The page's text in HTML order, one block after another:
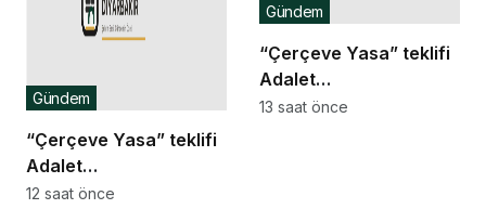
“Çerçeve Yasa” teklifi
Adalet
Komisyonu’nda… YENİ
Gündem
12 saat önce
“Çerçeve Yasa” teklifi
Adalet
Komisyonu’nda… Danış
Gündem
13 saat önce